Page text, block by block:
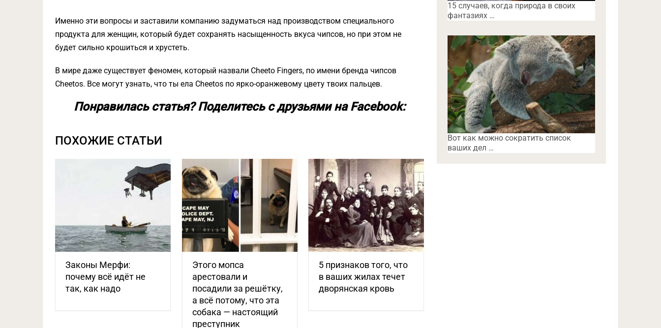
Именно эти вопросы и заставили компанию задуматься над производством специального
продукта для женщин, который будет сохранять насыщенность вкуса чипсов, но при этом не
будет сильно крошиться и хрустеть.
В мире даже существует феномен, который назвали Cheeto Fingers, по имени бренда чипсов
Cheetos. Все могут узнать, что ты ела Cheetos по ярко-оранжевому цвету твоих пальцев.
Понравилась статья? Поделитесь с друзьями на Facebook:
ПОХОЖИЕ СТАТЬИ
Законы Мерфи:
почему всё идёт не
так, как надо
Этого мопса
арестовали и
посадили за решётку,
а всё потому, что эта
собака — настоящий
преступник
5 признаков того, что
в ваших жилах течет
дворянская кровь
15 случаев, когда природа в своих
фантазиях …
Вот как можно сократить список
ваших дел …